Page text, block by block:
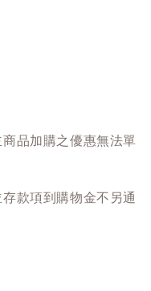
品加購之優惠無法單
款項到購物金不另通